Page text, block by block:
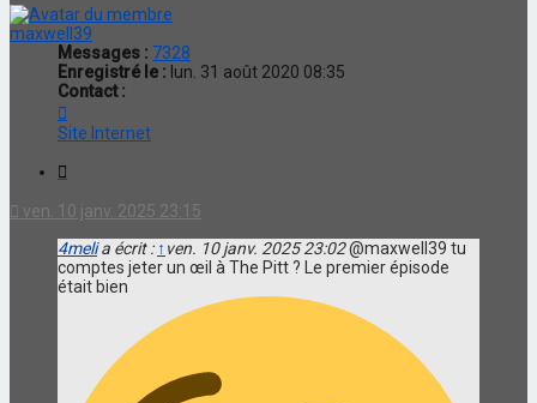
maxwell39
Messages : 7328
Enregistré le : lun. 31 août 2020 08:35
Contact :
maxwell39
Site Internet
ven. 10 janv. 2025 23:15
4melia écrit : ↑ ven. 10 janv. 2025 23:02@maxwell39 tu
comptes jeter un œil à The Pitt ? Le premier épisode
était bien